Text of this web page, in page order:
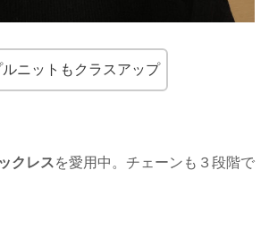
ルニットもクラスアップ
クレスを愛用中。チェーンも３段階で